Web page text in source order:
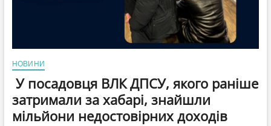
НОВИНИ
У посадовця ВЛК ДПСУ, якого раніше
затримали за хабарі, знайшли
мільйони недостовірних доходів